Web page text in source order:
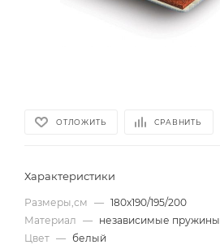
ОТЛОЖИТЬ СРАВНИТЬ
Характеристики
Размеры,см — 180х190/195/200
Материал — независимые пружины
Цвет — белый